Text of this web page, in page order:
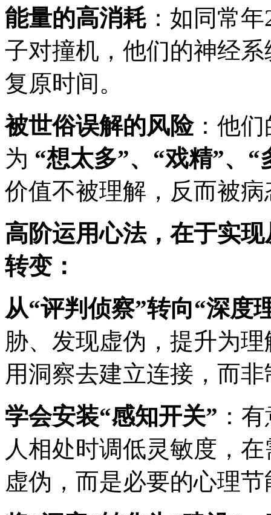
能量的高消耗 ：如同常
子对撞机，他们的神经
复原时间。
被世俗误解的风险：他们
为 “想太多”、“戏精”、
价值不被理解，反而被病
高阶运用心法，在于实
转变：
从“评判侦察”转向“深度
胁、发现虚伪，提升为
用洞察去建立连接，而
学会安装“感知开关” ：
人相处时调低灵敏度，
虚伪，而是必要的心理